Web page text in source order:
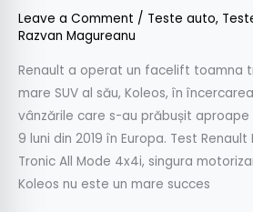
Leave a Comment / Teste auto,
Razvan Magureanu
Renault a operat un facelift toamna
mare SUV al său, Koleos, în
vânzările care s-au prăbușit
9 luni din 2019 în Europa. Test Renault
Tronic All Mode 4x4i, singura
Koleos nu este un mare succes